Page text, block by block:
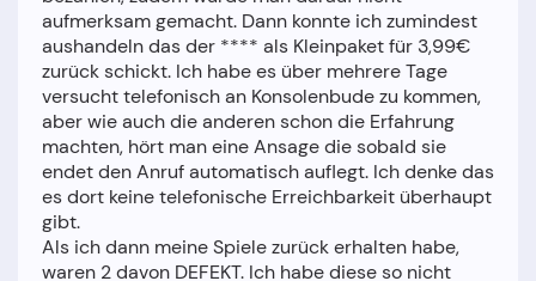
aufmerksam gemacht. Dann konnte ich zumindest
aushandeln das der **** als Kleinpaket für 3,99€
zurück schickt. Ich habe es über mehrere Tage
versucht telefonisch an Konsolenbude zu kommen,
aber wie auch die anderen schon die Erfahrung
machten, hört man eine Ansage die sobald sie
endet den Anruf automatisch auflegt. Ich denke das
es dort keine telefonische Erreichbarkeit überhaupt
gibt.
Als ich dann meine Spiele zurück erhalten habe,
waren 2 davon DEFEKT. Ich habe diese so nicht